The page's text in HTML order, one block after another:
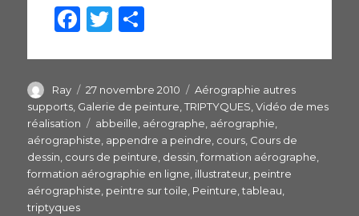
F
c
e
b
o
o
k
T
itt
er
ta
g
er
Auteur
Ray
Publié
le
27 novembre 2010 Catégories
Aérographie autres
supports Galerie de peinture ,TRIPTYQUES ,Vidéo de mes
réalisation
Étiquettes
abbeille aérographe aérographie
aérographiste appendre a peindre cours Cours de
dessin cours de peinture dessin ,formation aérographe
formation aérographie en ligne illustrateur peintre
aérographiste peintre sur toile Peinture ,tableau
triptyques